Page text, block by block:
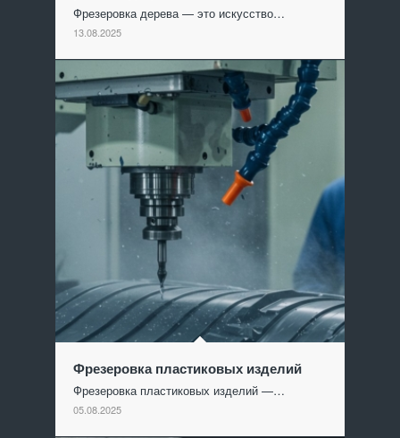
Фрезеровка дерева — это искусство…
13.08.2025
Фрезеровка пластиковых изделий
Фрезеровка пластиковых изделий —…
05.08.2025